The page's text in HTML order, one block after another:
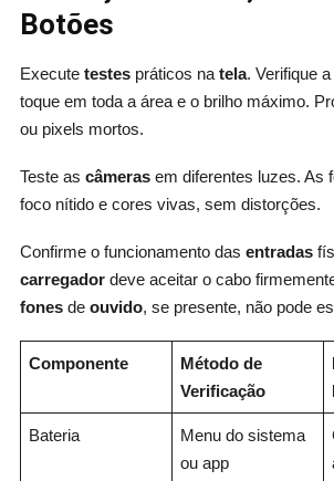
Botões
Execute testespráticos na tela. Verifique
toque em toda a área e o brilho máximo.
ou pixels mortos.
Teste as câmerasem diferentes luzes. As
foco nítido e cores vivas, sem distorções.
Confirme o funcionamento das entradas
carregadordeve aceitar o cabo
fonesde ouvido, se presente, não pode
Componente
Método de
Verificação
Bateria
Menu do sistema
ou app